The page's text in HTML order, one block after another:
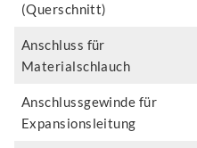
(Querschnitt)
Anschluss für
Materialschlauch
Anschlussgewinde für
Expansionsleitung